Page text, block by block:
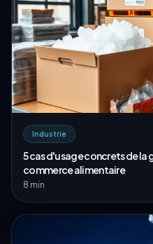
Industrie
5 cas d'usage concrets de la
commerce alimentaire
8 min